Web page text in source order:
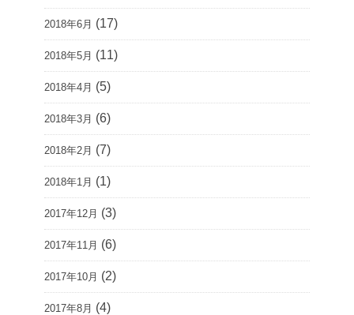
2018年6月 (17)
2018年5月 (11)
2018年4月 (5)
2018年3月 (6)
2018年2月 (7)
2018年1月 (1)
2017年12月 (3)
2017年11月 (6)
2017年10月 (2)
2017年8月 (4)